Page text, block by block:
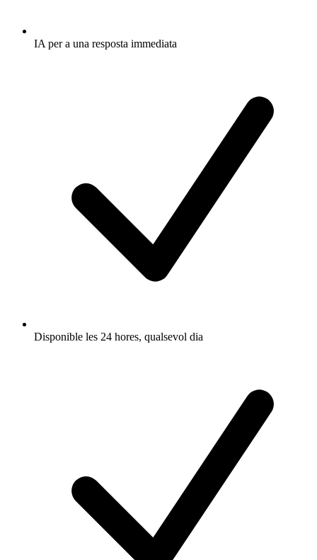
IA per a una resposta immediata
Disponible les 24 hores, qualsevol dia